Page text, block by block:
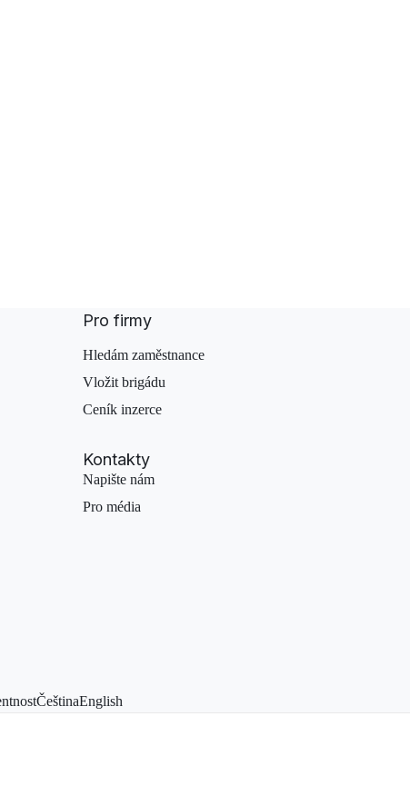
Pro firmy
Hledám zaměstnance
Vložit brigádu
Ceník inzerce
Kontakty
Napište nám
Pro média
ČeštinaEnglish